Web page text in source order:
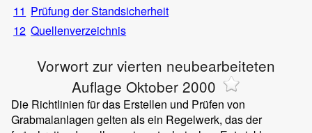
11 Prüfung der Standsicherheit
12 Quellenverzeichnis
Vorwort zur vierten neubearbeiteten
Auflage Oktober 2000
Die Richtlinien für das Erstellen und Prüfen von
Grabmalanlagen gelten als ein Regelwerk, das der